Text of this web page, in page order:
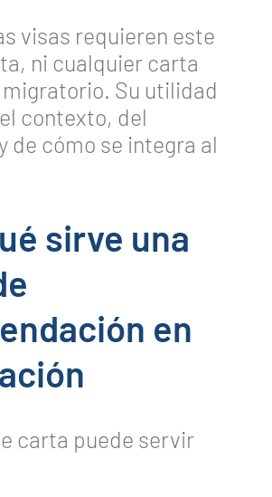
visas requieren este
ni cualquier carta
Su utilidad
contexto, del
de cómo se integra al
sirve una
en
carta puede servir